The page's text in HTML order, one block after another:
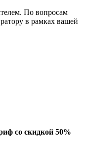
По вопросам
в рамках вашей
со скидкой 50%